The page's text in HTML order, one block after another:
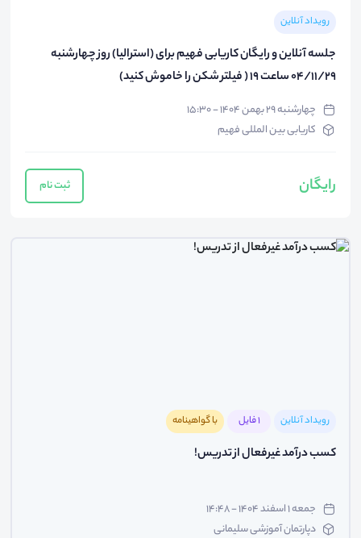
رویداد آنلاین
جلسه آنلاین و رایگان کاریابی فهیم برای (استرالیا) روز چهارشنبه
04/11/29 ساعت 19 ( فیلتر شکن را خاموش کنید)
چهارشنبه ۲۹ بهمن ۱۴۰۴ - ۱۵:۳۰
کاریابی بین المللی فهیم
رایگان ثبت نام
رویداد آنلاین 1 فایل با گواهینامه
کسب درآمد غیرفعال از تدریس!
جمعه ۱ اسفند ۱۴۰۴ - ۱۴:۴۸
دپارتمان آموزشی سلیمانی